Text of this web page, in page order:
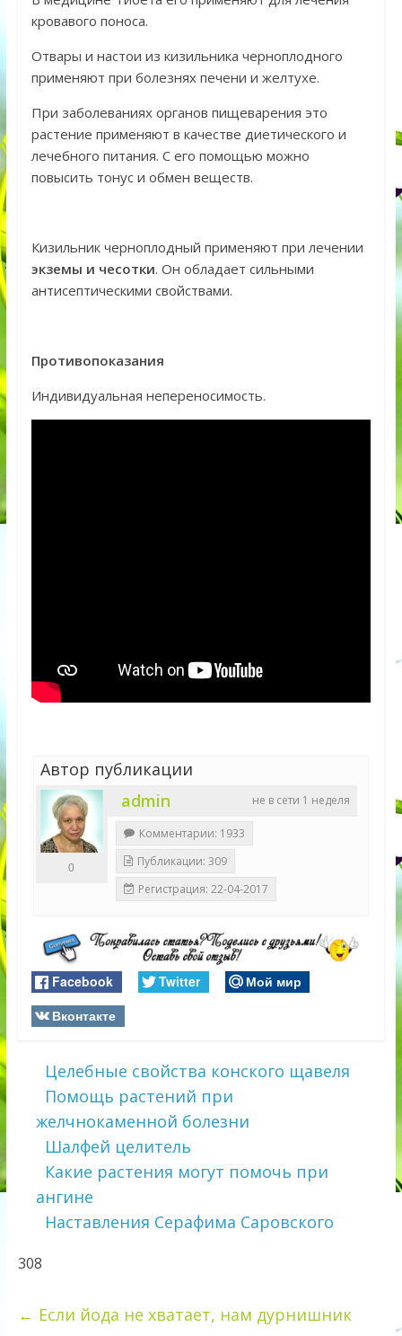
кровавого поноса.
Отвары и настои из кизильника черноплодного
применяют при болезнях печени и желтухе.
При заболеваниях органов пищеварения это
растение применяют в качестве диетического и
лечебного питания. С его помощью можно
повысить тонус и обмен веществ.
Кизильник черноплодный применяют при лечении
экземы и чесотки. Он обладает сильными
антисептическими свойствами.
Противопоказания
Индивидуальная непереносимость.
Автор публикации
не в сети 1 неделя
admin
0
Комментарии: 1933
Публикации: 309
Регистрация: 22-04-2017
Facebook Twitter
Мой мир
Вконтакте
Целебные свойства конского щавеля
Помощь растений при
желчнокаменной болезни
Шалфей целитель
Какие растения могут помочь при
ангине
Наставления Серафима Саровского
308
← Если йода не хватает, нам дурнишник